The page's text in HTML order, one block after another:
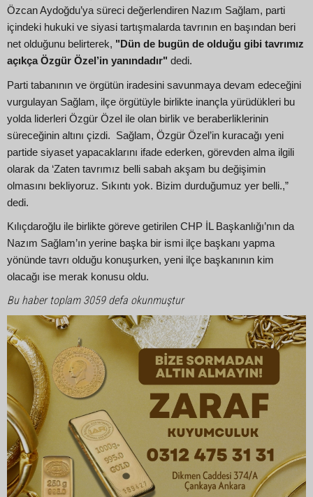
Özcan Aydoğdu’ya süreci değerlendiren Nazım Sağlam, parti
içindeki hukuki ve siyasi tartışmalarda tavrının en başından beri
net olduğunu belirterek, "Dün de bugün de olduğu gibi tavrımız
açıkça Özgür Özel’in yanındadır" dedi.
Parti tabanının ve örgütün iradesini savunmaya devam edeceğini
vurgulayan Sağlam, ilçe örgütüyle birlikte inançla yürüdükleri bu
yolda liderleri Özgür Özel ile olan birlik ve beraberliklerinin
süreceğinin altını çizdi. Sağlam, Özgür Özel’in kuracağı yeni
partide siyaset yapacaklarını ifade ederken, görevden alma ilgili
olarak da ‘Zaten tavrımız belli sabah akşam bu değişimin
olmasını bekliyoruz. Sıkıntı yok. Bizim durduğumuz yer belli.,”
dedi.
Kılıçdaroğlu ile birlikte göreve getirilen CHP İL Başkanlığı’nın da
Nazım Sağlam’ın yerine başka bir ismi ilçe başkanı yapma
yönünde tavrı olduğu konuşurken, yeni ilçe başkanının kim
olacağı ise merak konusu oldu.
Bu haber toplam 3059 defa okunmuştur